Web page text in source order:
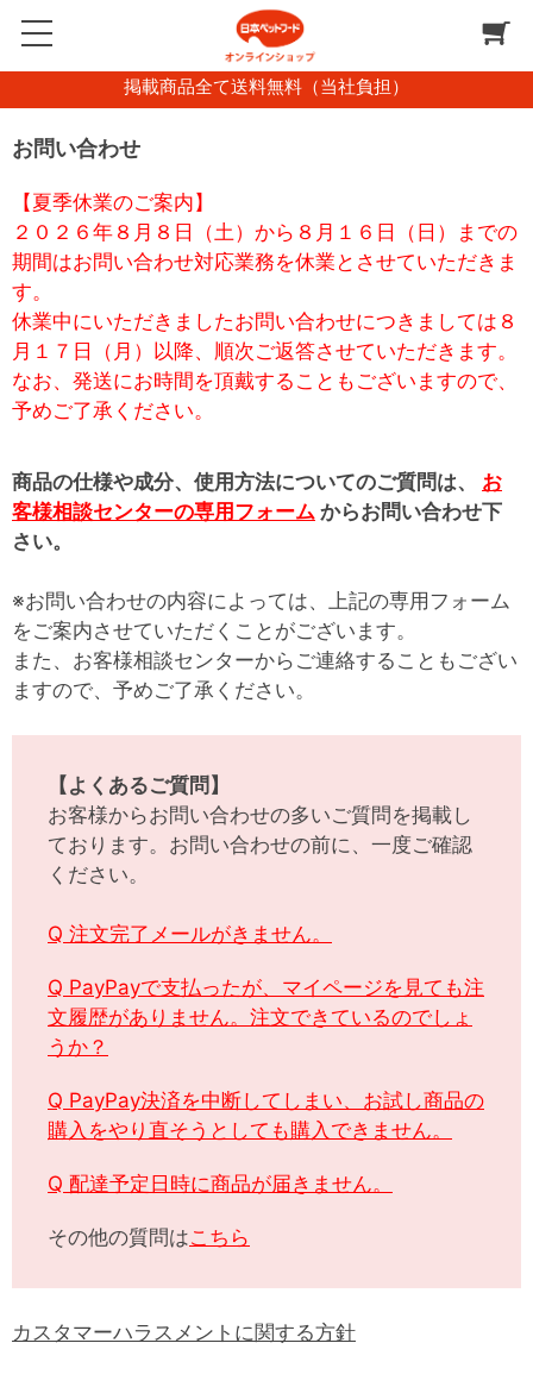
掲載商品全て送料無料（当社負担）
お問い合わせ
【夏季休業のご案内】
２０２６年８月８日（土）から８月１６日（日）までの
期間はお問い合わせ対応業務を休業とさせていただきま
す。
休業中にいただきましたお問い合わせにつきましては８
月１７日（月）以降、順次ご返答させていただきます。
なお、発送にお時間を頂戴することもございますので、
予めご了承ください。
商品の仕様や成分、使用方法についてのご質問は、 お
客様相談センターの専用フォーム からお問い合わせ下
さい。
※お問い合わせの内容によっては、上記の専用フォーム
をご案内させていただくことがございます。
また、お客様相談センターからご連絡することもござい
ますので、予めご了承ください。
【よくあるご質問】
お客様からお問い合わせの多いご質問を掲載し
ております。お問い合わせの前に、一度ご確認
ください。
Q 注文完了メールがきません。
Q PayPayで支払ったが、マイページを見ても注
文履歴がありません。注文できているのでしょ
うか？
Q PayPay決済を中断してしまい、お試し商品の
購入をやり直そうとしても購入できません。
Q 配達予定日時に商品が届きません。
その他の質問はこちら
カスタマーハラスメントに関する方針